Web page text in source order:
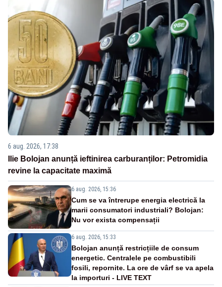
6 aug. 2026, 17:38
Ilie Bolojan anunță ieftinirea carburanților: Petromidia
revine la capacitate maximă
6 aug. 2026, 15:36
Cum se va întrerupe energia electrică la
marii consumatori industriali? Bolojan:
Nu vor exista compensații
6 aug. 2026, 15:33
Bolojan anunță restricțiile de consum
energetic. Centralele pe combustibili
fosili, repornite. La ore de vârf se va apela
la importuri - LIVE TEXT